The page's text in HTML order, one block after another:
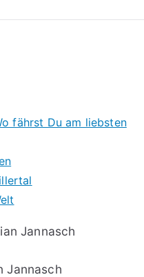
fährst Du am liebsten
Jannasch
Jannasch